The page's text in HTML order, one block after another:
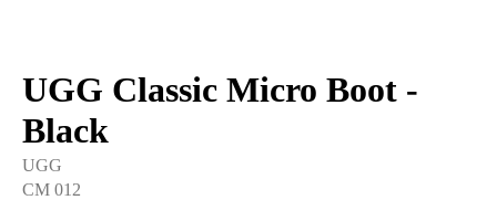
UGG Classic Micro Boot -
Black
UGG
CM 012